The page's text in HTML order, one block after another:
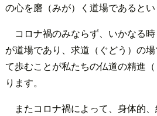
の心を磨（みが）く道場であるとい
コロナ禍のみならず、いかなる
が道場であり、求道（ぐどう）の
て歩むことが私たちの仏道の精進
ります。
またコロナ禍によって、身体的